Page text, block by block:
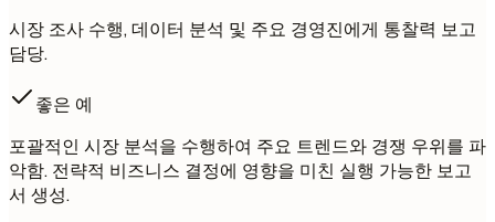
시장 조사 수행, 데이터 분석 및 주요 경영진에게 통찰력 보고
담당.
좋은 예
포괄적인 시장 분석을 수행하여 주요 트렌드와 경쟁 우위를 파
악함. 전략적 비즈니스 결정에 영향을 미친 실행 가능한 보고
서 생성.